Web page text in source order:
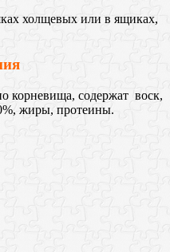
холщевых или в ящиках,
корневища, содержат воск,
жиры, протеины.